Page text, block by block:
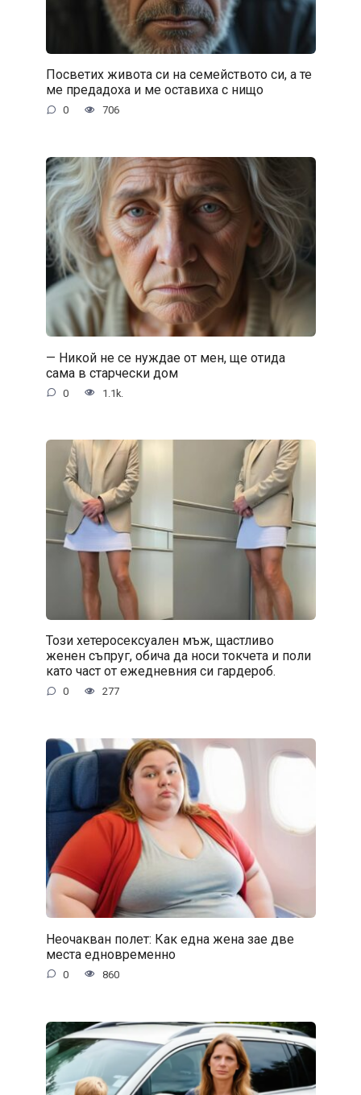
Посветих живота си на семейството си, а те
ме предадоха и ме оставиха с нищо
0 706
— Никой не се нуждае от мен, ще отида
сама в старчески дом
0 1.1k.
Този хетеросексуален мъж, щастливо
женен съпруг, обича да носи токчета и поли
като част от ежедневния си гардероб.
0 277
Неочакван полет: Как една жена зае две
места едновременно
0 860